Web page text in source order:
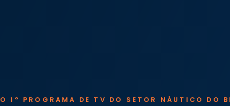
O 1º PROGRAMA DE TV DO SETOR NÁUTICO DO